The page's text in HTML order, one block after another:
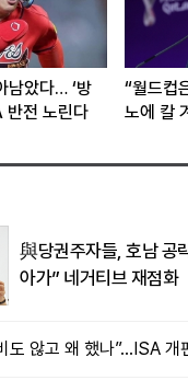
남았다… ‘방
반전 노린다
“월드컵
노에 칼
與당권주자들, 호남 공
아가” 네거티브 재점화
도 않고 왜 했나”…ISA 개